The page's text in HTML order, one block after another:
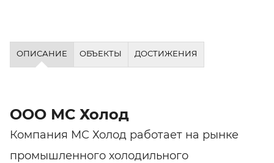
ОПИСАНИЕ ОБЪЕКТЫ ДОСТИЖЕНИЯ
ООО МС Холод
Компания МС Холод работает на рынке
промышленного холодильного